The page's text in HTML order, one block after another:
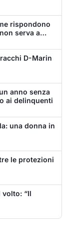
le protezioni
“Il